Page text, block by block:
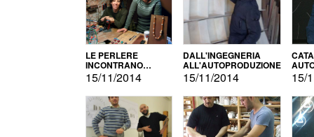
LE PERLERE
INCONTRANO
L'AUTOPRODUZIONE
15/11/2014
DALL'INGEGNERIA
ALL'AUTOPRODUZIONE
15/11/2014 15/